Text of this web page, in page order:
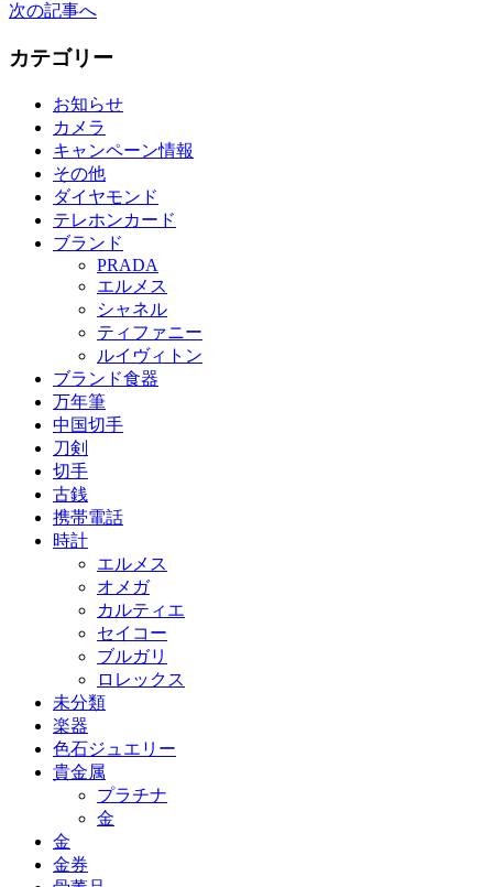
次の記事へ
カテゴリー
お知らせ
カメラ
キャンペーン情報
その他
ダイヤモンド
テレホンカード
ブランド
PRADA
エルメス
シャネル
ティファニー
ルイヴィトン
ブランド食器
万年筆
中国切手
刀剣
切手
古銭
携帯電話
時計
エルメス
オメガ
カルティエ
セイコー
ブルガリ
ロレックス
未分類
楽器
色石ジュエリー
貴金属
プラチナ
金
金
金券